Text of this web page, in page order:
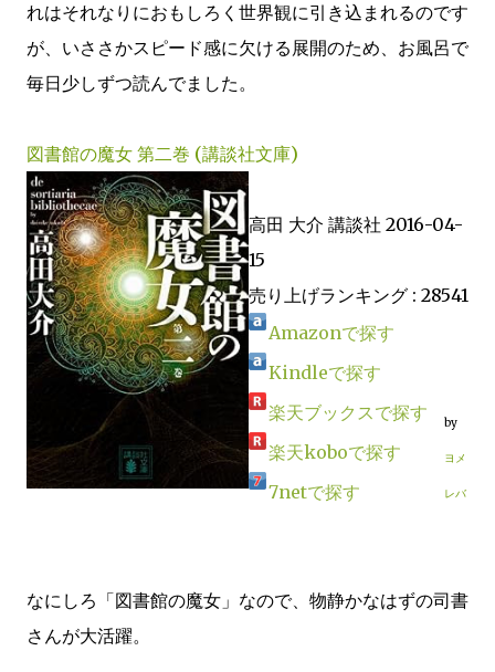
れはそれなりにおもしろく世界観に引き込まれるのです
が、いささかスピード感に欠ける展開のため、お風呂で
毎日少しずつ読んでました。
図書館の魔女 第二巻 (講談社文庫)
高田 大介 講談社 2016-04-
15
売り上げランキング : 28541
Amazonで探す
Kindleで探す
楽天ブックスで探す
楽天koboで探す
7netで探す
by
ヨメ
レバ
なにしろ「図書館の魔女」なので、物静かなはずの司書
さんが大活躍。